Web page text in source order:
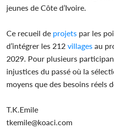
jeunes de Côte d’Ivoire.
Ce recueil de projets par les
d’intégrer les 212 villages au
2029. Pour plusieurs
injustices du passé où la
moyens que des besoins réels
T.K.Emile
tkemile@koaci.com